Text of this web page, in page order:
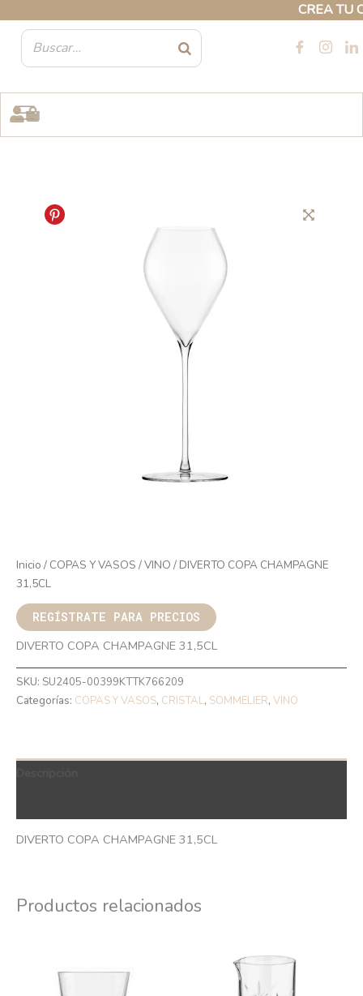
CREA TU
contenido
Inicio / COPAS Y VASOS /VINO / DIVERTO COPA CHAMPAGNE
31,5CL
REGÍSTRATE PARA PRECIOS
DIVERTO COPA CHAMPAGNE 31,5CL
SKU: SU2405-00399KTTK766209
Categorías: COPAS Y VASOS, CRISTAL, SOMMELIER, VINO
DIVERTO COPA CHAMPAGNE 31,5CL
Productos relacionados